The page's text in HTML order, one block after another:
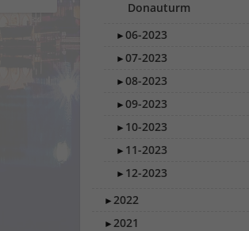
Donauturm
►06-2023
►07-2023
►08-2023
►09-2023
► 10-2023
► 11-2023
► 12-2023
► 2022
► 2021